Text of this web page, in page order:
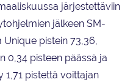
järjestettäviin
jälkeen SM-
Unique pistein 73,36,
0,34 pisteen päässä ja
1,71 pistettä voittajan